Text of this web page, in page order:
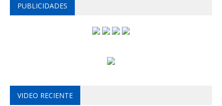
PUBLICIDADES
VIDEO RECIENTE